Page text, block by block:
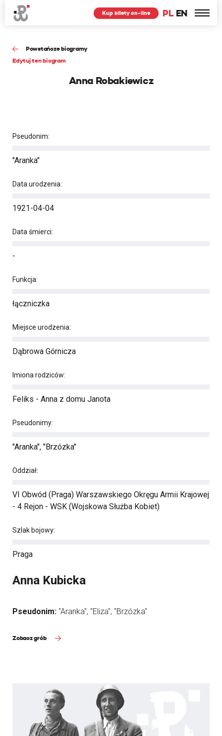
PL EN
Kup bilety on-line
Powstańcze biogramy
Edytuj ten biogram
Anna Robakiewicz
Pseudonim:
"Aranka"
Data urodzenia:
1921-04-04
Data śmierci:
-
Funkcja:
łączniczka
Miejsce urodzenia:
Dąbrowa Górnicza
Imiona rodziców:
Feliks - Anna z domu Janota
Pseudonimy:
"Aranka", "Brzózka"
Oddział:
VI Obwód (Praga) Warszawskiego Okręgu Armii Krajowej
- 4 Rejon - WSK (Wojskowa Służba Kobiet)
Szlak bojowy:
Praga
Anna Kubicka
Pseudonim: "Aranka", "Eliza", "Brzózka"
Zobacz grób